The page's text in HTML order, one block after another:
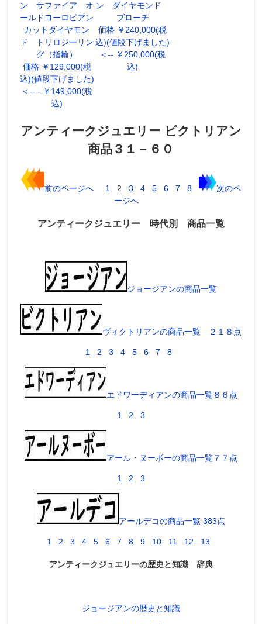
ン サファイア オ
ールドヨーロピアン
カットダイヤモン
ド トリロジーリン
グ（指輪）
価格 ￥129,000(税
込)(値段下げました)
＜-- - ￥149,000(税
込)
ン ダイヤモンド
ブローチ
価格 ￥240,000(税
込)(値段下げました)
＜-- ￥250,000(税
込)
アンティークジュエリー ビクトリアン
商品３１－６０
前のページへ 1 2 3 4 5 6 7 8
次のペ
ージへ
アンティークジュエリー 時代別 商品一覧
ジョージアンの商品一覧
ヴィクトリアンの商品一覧 ２１８点
1 2 3 4 5 6 7 8
エドワーディアンの商品一覧８６点
1 2 3
アール・ヌーボーの商品一覧７７点
1 2 3
アールデコの商品一覧 383点
1 2 3 4 5 6 7 8 9 10 11 12 13
アンティークジュエリーの歴史と知識 辞典
ジョージアンの歴史と知識